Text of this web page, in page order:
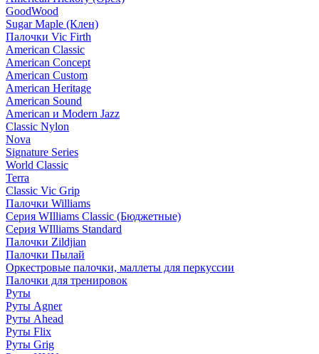
GoodWood
Sugar Maple (Клен)
Палочки Vic Firth
American Classic
American Concept
American Custom
American Heritage
American Sound
American и Modern Jazz
Classic Nylon
Nova
Signature Series
World Classic
Terra
Classic Vic Grip
Палочки Williams
Серия WIlliams Classic (Бюджетные)
Серия WIlliams Standard
Палочки Zildjian
Палочки Пылай
Оркестровые палочки, маллеты для перкуссии
Палочки для тренировок
Руты
Руты Agner
Руты Ahead
Руты Flix
Руты Grig